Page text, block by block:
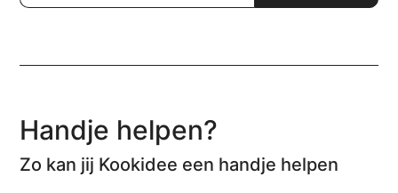
Handje helpen?
Zo kan jij Kookidee een handje helpen